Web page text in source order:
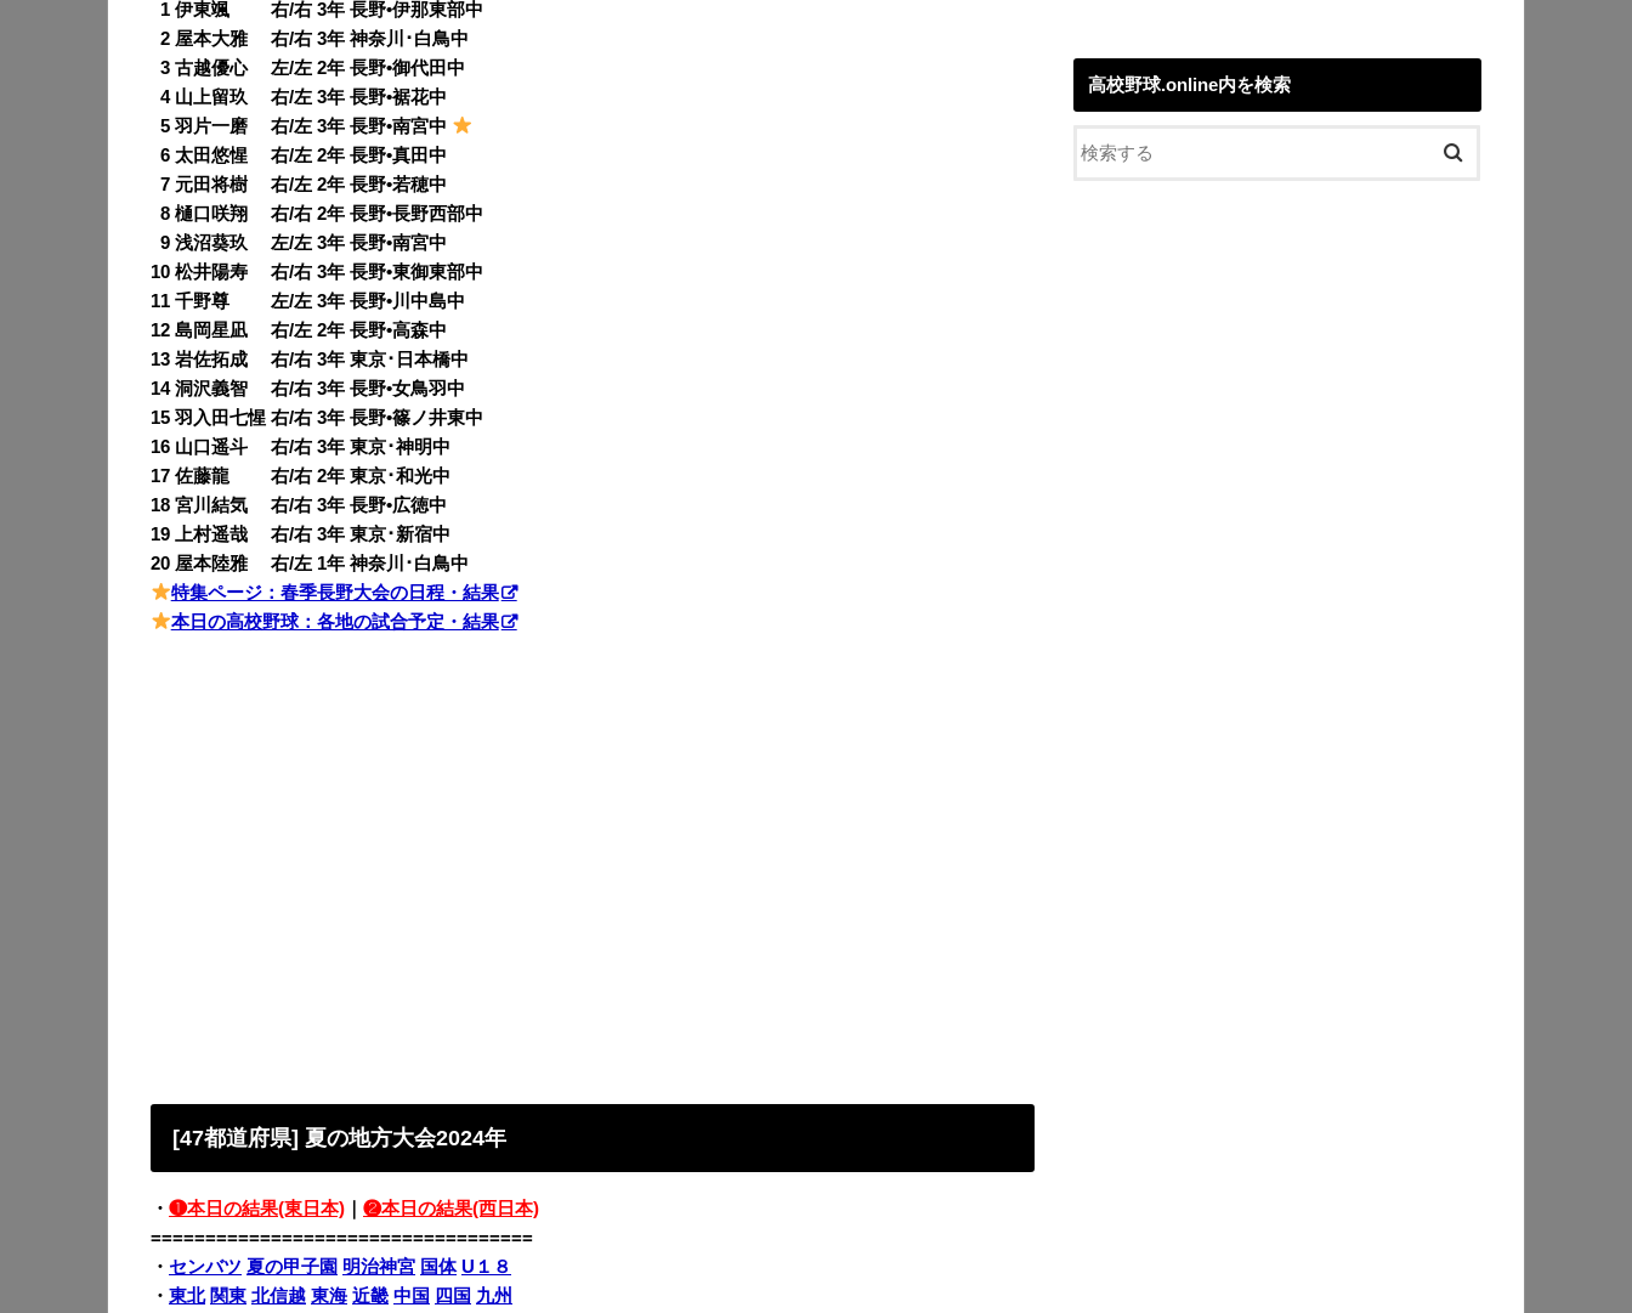
1 伊東颯 右/右 3年 長野•伊那東部中
2 屋本大雅 右/右 3年 神奈川･白鳥中
3 古越優心 左/左 2年 長野•御代田中
4 山上留玖 右/左 3年 長野•裾花中
5 羽片一磨 右/左 3年 長野•南宮中
6 太田悠惺 右/左 2年 長野•真田中
7 元田将樹 右/左 2年 長野•若穂中
8 樋口咲翔 右/右 2年 長野•長野西部中
9 浅沼葵玖 左/左 3年 長野•南宮中
10 松井陽寿 右/右 3年 長野•東御東部中
11 千野尊 左/左 3年 長野•川中島中
12 島岡星凪 右/左 2年 長野•高森中
13 岩佐拓成 右/右 3年 東京･日本橋中
14 洞沢義智 右/右 3年 長野•女鳥羽中
15 羽入田七惺 右/右 3年 長野•篠ノ井東中
16 山口遥斗 右/右 3年 東京･神明中
17 佐藤龍 右/右 2年 東京･和光中
18 宮川結気 右/右 3年 長野•広徳中
19 上村遥哉 右/右 3年 東京･新宿中
20 屋本陸雅 右/左 1年 神奈川･白鳥中
特集ページ：春季長野大会の日程・結果
本日の高校野球：各地の試合予定・結果
[47都道府県] 夏の地方大会2024年
・ ❶本日の結果(東日本)
❷本日の結果(西日本)
===================================
・ センバツ 夏の甲子園 明治神宮 国体 U１８
・ 東北 関東 北信越 東海 近畿 中国 四国 九州
高校野球.online内を検索